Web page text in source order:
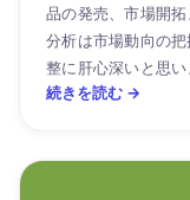
品の発売、市場開
分析は市場動向の
整に肝心深いと思
続きを読む →